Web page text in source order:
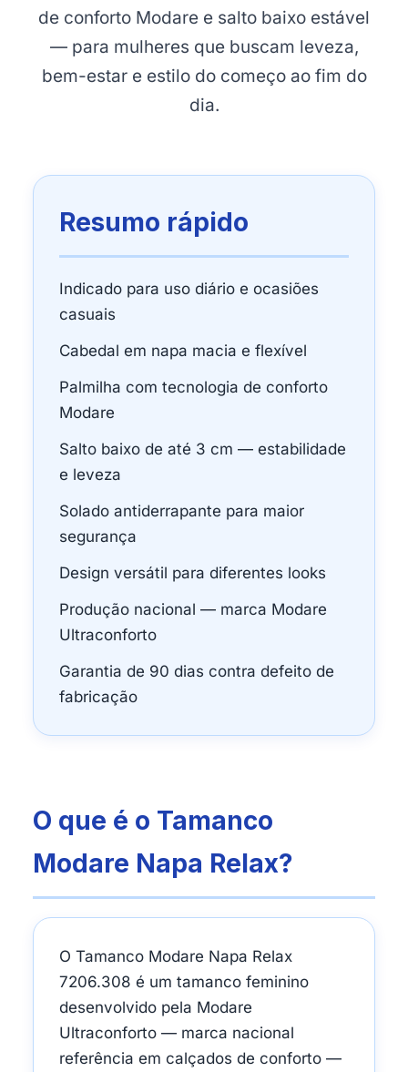
de conforto Modare e salto baixo estável
— para mulheres que buscam leveza,
bem-estar e estilo do começo ao fim do
dia.
Resumo rápido
Indicado para uso diário e ocasiões
casuais
Cabedal em napa macia e flexível
Palmilha com tecnologia de conforto
Modare
Salto baixo de até 3 cm — estabilidade
e leveza
Solado antiderrapante para maior
segurança
Design versátil para diferentes looks
Produção nacional — marca Modare
Ultraconforto
Garantia de 90 dias contra defeito de
fabricação
O que é o Tamanco
Modare Napa Relax?
O Tamanco Modare Napa Relax
7206.308 é um tamanco feminino
desenvolvido pela Modare
Ultraconforto — marca nacional
referência em calçados de conforto —